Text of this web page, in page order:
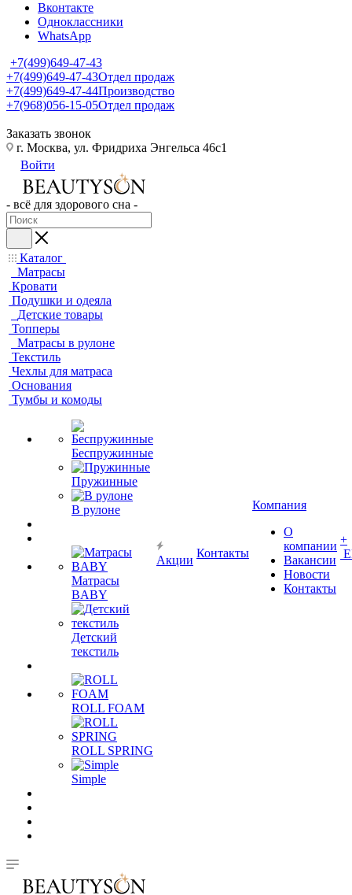
Вконтакте
Одноклассники
WhatsApp
+7(499)649-47-43
+7(499)649-47-43Отдел продаж
+7(499)649-47-44Производство
+7(968)056-15-05Отдел продаж
Заказать звонок
г. Москва, ул. Фридриха Энгельса 46с1
Войти
- всё для здорового сна -
Каталог
Матрасы
Кровати
Подушки и одеяла
Детские товары
Топперы
Матрасы в рулоне
Текстиль
Чехлы для матраса
Основания
Тумбы и комоды
Беспружинные
Пружинные
В рулоне
Матрасы
BABY
Детский
текстиль
ROLL FOAM
ROLL SPRING
Simple
Акции
Контакты
Компания
О
компании
Вакансии
Новости
Контакты
+